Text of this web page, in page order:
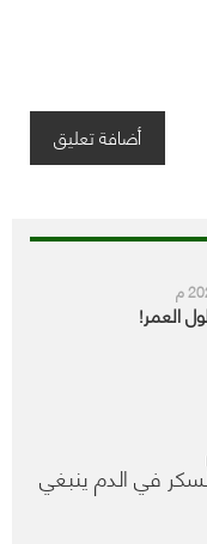
العمر!
في الدم ينبغي